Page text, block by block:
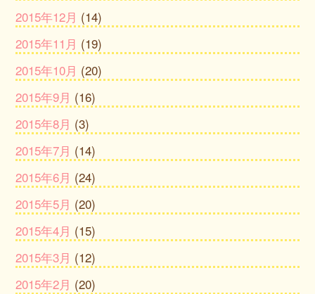
2015年12月 (14)
2015年11月 (19)
2015年10月 (20)
2015年9月 (16)
2015年8月 (3)
2015年7月 (14)
2015年6月 (24)
2015年5月 (20)
2015年4月 (15)
2015年3月 (12)
2015年2月 (20)